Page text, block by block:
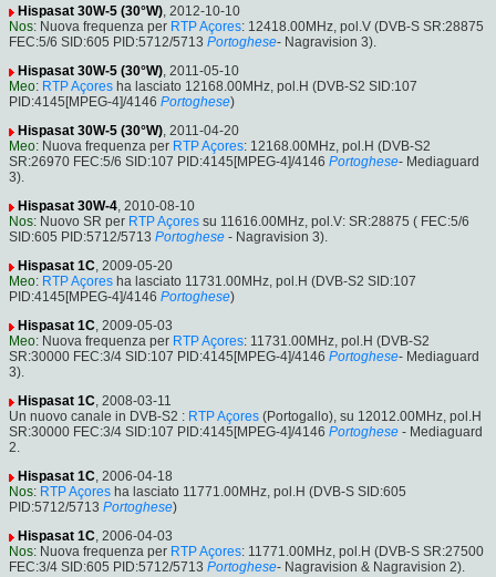
Hispasat 30W-5 (30°W), 2012-10-10
Nos: Nuova frequenza per RTP Açores: 12418.00MHz, pol.V (DVB-S SR:28875
FEC:5/6 SID:605 PID:5712/5713 Portoghese- Nagravision 3).
Hispasat 30W-5 (30°W), 2011-05-10
Meo: RTP Açores ha lasciato 12168.00MHz, pol.H (DVB-S2 SID:107
PID:4145[MPEG-4]/4146 Portoghese)
Hispasat 30W-5 (30°W), 2011-04-20
Meo: Nuova frequenza per RTP Açores: 12168.00MHz, pol.H (DVB-S2
SR:26970 FEC:5/6 SID:107 PID:4145[MPEG-4]/4146 Portoghese- Mediaguard
3).
Hispasat 30W-4, 2010-08-10
Nos: Nuovo SR per RTP Açores su 11616.00MHz, pol.V: SR:28875 ( FEC:5/6
SID:605 PID:5712/5713 Portoghese - Nagravision 3).
Hispasat 1C, 2009-05-20
Meo: RTP Açores ha lasciato 11731.00MHz, pol.H (DVB-S2 SID:107
PID:4145[MPEG-4]/4146 Portoghese)
Hispasat 1C, 2009-05-03
Meo: Nuova frequenza per RTP Açores: 11731.00MHz, pol.H (DVB-S2
SR:30000 FEC:3/4 SID:107 PID:4145[MPEG-4]/4146 Portoghese- Mediaguard
3).
Hispasat 1C, 2008-03-11
Un nuovo canale in DVB-S2 : RTP Açores (Portogallo), su 12012.00MHz, pol.H
SR:30000 FEC:3/4 SID:107 PID:4145[MPEG-4]/4146 Portoghese - Mediaguard
2.
Hispasat 1C, 2006-04-18
Nos: RTP Açores ha lasciato 11771.00MHz, pol.H (DVB-S SID:605
PID:5712/5713 Portoghese)
Hispasat 1C, 2006-04-03
Nos: Nuova frequenza per RTP Açores: 11771.00MHz, pol.H (DVB-S SR:27500
FEC:3/4 SID:605 PID:5712/5713 Portoghese- Nagravision & Nagravision 2).